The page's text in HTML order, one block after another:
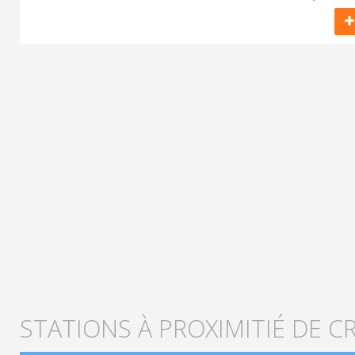
STATIONS À PROXIMITIÉ DE